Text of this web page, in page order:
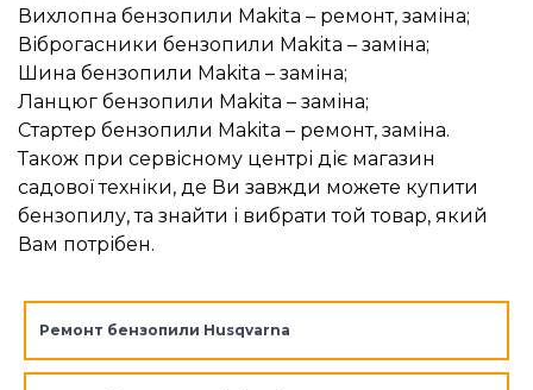
Вихлопна бензопили Makita – ремонт, заміна;
Віброгасники бензопили Makita – заміна;
Шина бензопили Makita – заміна;
Ланцюг бензопили Makita – заміна;
Стартер бензопили Makita – ремонт, заміна.
Також при сервісному центрі діє магазин
садової техніки, де Ви завжди можете купити
бензопилу, та знайти і вибрати той товар, який
Вам потрібен.
Ремонт бензопили Husqvarna